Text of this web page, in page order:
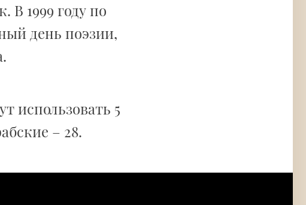
В 1999 году по
день поэзии,
использовать 5
– 28.